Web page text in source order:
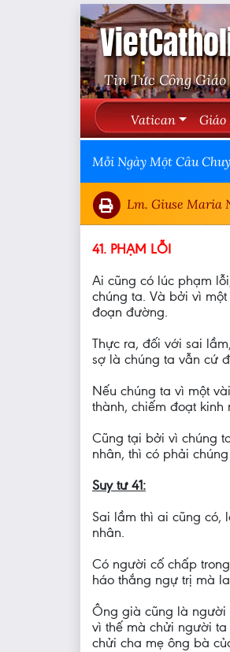
Tin Tức Công
Vatican Giáo
Mỗi Ngày Một Câu
Lm. Giuse Maria
41. PHẠM LỖI
Ai cũng có lúc phạm
chúng ta. Và bởi vì
đoạn đường.
Thực ra, đối với sai
sợ là chúng ta vẫn cứ
Nếu chúng ta vì một
thành, chiếm đoạt
Cũng tại bởi vì chúng
nhân, thì có phải
Suy tư 41:
Sai lầm thì ai cũng có,
nhân.
Có người cố chấp
háo thắng ngự trị mà
Ông già cũng là người
vì thế mà chửi người
chửi cha mẹ ông bà